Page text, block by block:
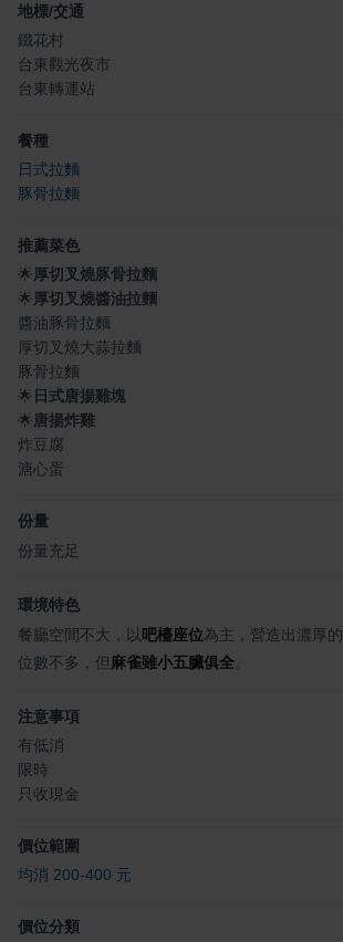
地標/交通
鐵花村
台東觀光夜市
台東轉運站
餐種
日式拉麵
豚骨拉麵
推薦菜色
🌟 厚切叉燒豚骨拉麵
🌟 厚切叉燒醬油拉麵
醬油豚骨拉麵
厚切叉燒大蒜拉麵
豚骨拉麵
🌟 日式唐揚雞塊
🌟 唐揚炸雞
炸豆腐
溏心蛋
份量
份量充足
環境特色
餐廳空間不大，以 吧檯座位為主，營造出濃厚的
位數不多，但 麻雀雖小五臟俱全
注意事項
有低消
限時
只收現金
價位範圍
均消 200-400 元
價位分類